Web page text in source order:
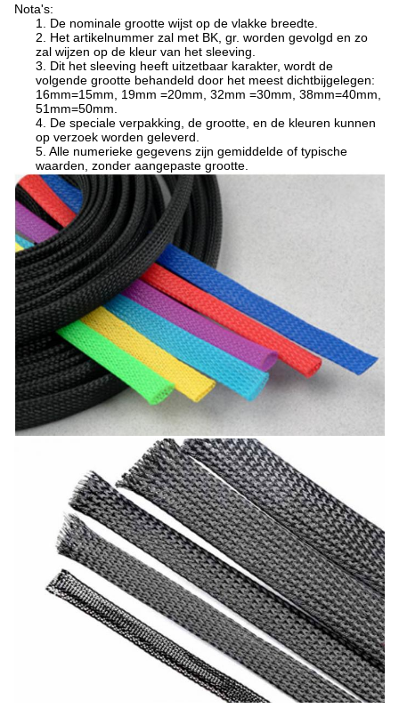
Nota's:
1. De nominale grootte wijst op de vlakke breedte.
2. Het artikelnummer zal met BK, gr. worden gevolgd en zo
zal wijzen op de kleur van het sleeving.
3. Dit het sleeving heeft uitzetbaar karakter, wordt de
volgende grootte behandeld door het meest dichtbijgelegen:
16mm=15mm, 19mm =20mm, 32mm =30mm, 38mm=40mm,
51mm=50mm.
4. De speciale verpakking, de grootte, en de kleuren kunnen
op verzoek worden geleverd.
5. Alle numerieke gegevens zijn gemiddelde of typische
waarden, zonder aangepaste grootte.